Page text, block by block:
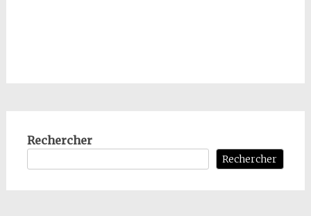
Rechercher
Rechercher